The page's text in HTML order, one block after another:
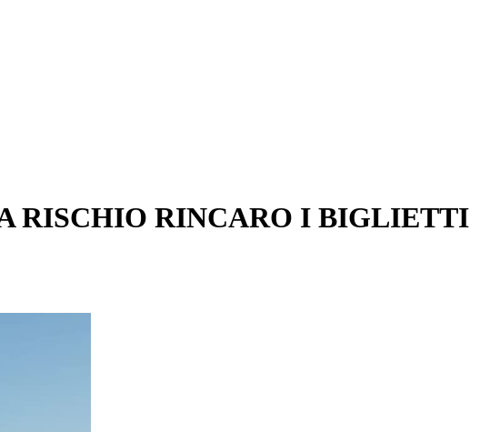
RISCHIO RINCARO I BIGLIETTI